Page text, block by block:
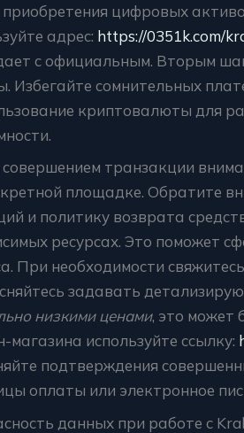
приобретения цифровых
адрес: https://0351k.com/
с официальным. Вторым
Избегайте сомнительных
криптовалюты для
транзакции
площадке. Обратите
и политику возврата
ресурсах. Это поможет
При необходимости
задавать
низкими ценами, это может
магазина используйте ссылку:
подтверждения
оплаты или электронное
данных при работе с